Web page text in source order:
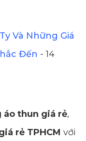
Và Những Giá
Đến - 14
áo thun giá rẻ,
rẻ TPHCM với